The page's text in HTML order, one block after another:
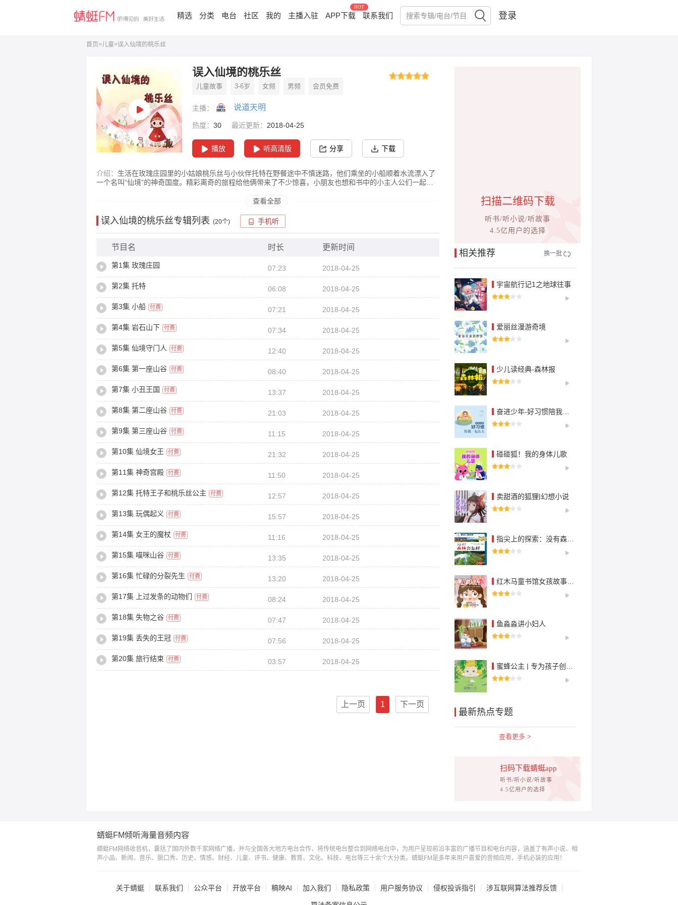
精选 分类 电台 社区 我的 主播入驻 APP下载
HOT
联系我们 登录
首页>儿童>误入仙境的桃乐丝
误入仙境的桃乐丝
儿童故事 3-6岁 女频 男频 会员免费
主播： 说道天明
热度： 30 最近更新： 2018-04-25
播放 听高清版 分享 下载
介绍： 生活在玫瑰庄园里的小姑娘桃乐丝与小伙伴托特在野餐途中不慎迷路，他们乘坐的小船顺着水流漂入了
一个名叫“仙境”的神奇国度。精彩离奇的旅程给他俩带来了不少惊喜，小朋友也想和书中的小主人公们一起体
简介
生活在玫瑰庄园里的小姑娘桃乐丝与小伙伴托特在野餐途中不慎迷路，他们乘坐的小船顺着水流漂入了一个名
生活在玫瑰庄园里的小姑娘桃乐丝与小伙伴托特在野餐途中不慎迷路，他们乘坐的小船顺着水流漂入了一个名
叫“仙境”的神奇国度。精彩离奇的旅程给他俩带来了不少惊喜，小朋友也想和书中的小主人公们一起体验吗？
查看全部
误入仙境的桃乐丝专辑列表 (20个) 手机听
节目名 时长 更新时间
第1集 玫瑰庄园 07:23 2018-04-25
第2集 托特 06:08 2018-04-25
第3集 小船 付费 07:21 2018-04-25
第4集 岩石山下 付费 07:34 2018-04-25
第5集 仙境守门人 付费 12:40 2018-04-25
第6集 第一座山谷 付费 08:40 2018-04-25
第7集 小丑王国 付费 13:37 2018-04-25
第8集 第二座山谷 付费 21:03 2018-04-25
第9集 第三座山谷 付费 11:15 2018-04-25
第10集 仙境女王 付费 21:32 2018-04-25
第11集 神奇宫殿 付费 11:50 2018-04-25
第12集 托特王子和桃乐丝公主 付费 12:57 2018-04-25
第13集 玩偶起义 付费 15:57 2018-04-25
第14集 女王的魔杖 付费 11:16 2018-04-25
第15集 喵咪山谷 付费 13:35 2018-04-25
第16集 忙碌的分裂先生 付费 13:20 2018-04-25
第17集 上过发条的动物们 付费 08:24 2018-04-25
第18集 失物之谷 付费 07:47 2018-04-25
第19集 丢失的王冠 付费 07:56 2018-04-25
第20集 旅行结束 付费 03:57 2018-04-25
上一页 1 下一页
扫描二维码下载
听书/听小说/听故事
4.5亿用户的选择
相关推荐 换一批
宇宙航行记1之地球往事
爱丽丝漫游奇境
少儿读经典-森林报
碰碰狐！我的身体儿歌
卖甜酒的狐狸|幻想小说
鱼淼淼讲小妇人
最新热点专题
查看更多 >
扫码下载蜻蜓app
听书/听小说/听故事
4.5亿用户的选择
蜻蜓FM倾听海量音频内容
蜻蜓FM网络收音机，囊括了国内外数千家网络广播，并与全国各大地方电台合作，将传统电台整合到网络电台中，为用户呈现前沿丰富的广播节目和电台内容，涵盖了有声小说、相
声小品、新闻、音乐、脱口秀、历史、情感、财经、儿童、评书、健康、教育、文化、科技、电台等三十余个大分类。蜻蜓FM是多年来用户喜爱的音频应用，手机必装的应用！
关于蜻蜓 联系我们 公众平台 开放平台 稿映AI 加入我们 隐私政策 用户服务协议 侵权投诉指引 涉互联网算法推荐反馈